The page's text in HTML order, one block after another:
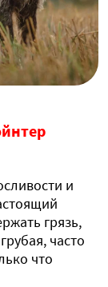
и
грязь,
часто
что